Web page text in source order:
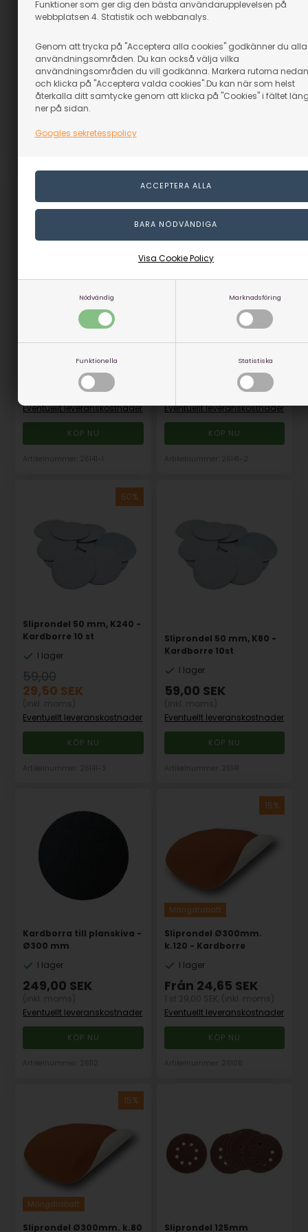
Funktioner som ger dig den bästa användarupplevelsen på
webbplatsen 4. Statistik och webbanalys.
Genom att trycka på "Acceptera alla cookies" godkänner du alla
användningsområden. Du kan också välja vilka
användningsområden du vill godkänna. Markera rutorna nedan
och klicka på "Acceptera valda cookies".Du kan när som helst
återkalla ditt samtycke genom att klicka på "Cookies" i fältet
ner på sidan.
Googles sekretesspolicy
Nödvändig Marknadsföring
Funktionella Statistiska
Visa Cookie Policy
Sliprondel Ø300mm.
I lager
Från24,65SEK
1 st 29,00 SEK, (inkl. moms)
Eventuellt leveranskostnader
Sliprondell Ø300 mm K60
I lager
Från24,65SEK
1 st 29,00 SEK,(inkl. moms)
Eventuellt leveranskostnader
Sliprondel 50 mm, K120 -
Kardborre 10st
I lager
SEK
Eventuellt leveranskostnader
Sliprondel 50 mm, K180 -
I lager
Eventuellt leveranskostnader
Sliprondel 50 mm, K240 -
Kardborre 10 st
I lager
59,00
29,50 SEK
Eventuellt leveranskostnader
Sliprondel 50 mm, K80 -
Kardborre 10st
I lager
59,00 SEK
Eventuellt leveranskostnader
Kardborra till planskiva -
Ø300 mm
I lager
249,00 SEK
Eventuellt leveranskostnader
Mängdrabatt
Sliprondel Ø300mm.
k.120 - Kardborre
I lager
Från 24,65 SEK
Eventuellt leveranskostnader
Mängdrabatt
Sliprondel Ø300mm. k.80 Sliprondel 125mm